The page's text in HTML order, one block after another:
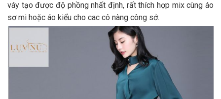
váy tạo được độ phồng nhất định, rất thích hợp mix cùng áo
sơ mi hoặc áo kiểu cho cac cô nàng công sở.